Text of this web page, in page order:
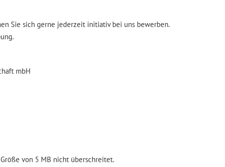
Dokument anfordernDuales Studium
Sie sich gerne jederzeit initiativ bei uns bewerben.
mbH
von 5 MB nicht überschreitet.